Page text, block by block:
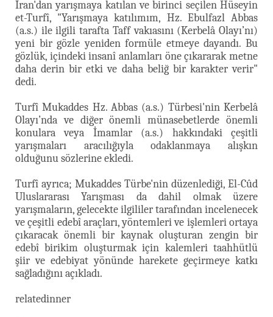
İran'dan yarışmaya katılan ve birinci seçilen Hüseyin
et-Turfî, "Yarışmaya katılımım, Hz. Ebulfazl Abbas
(a.s.) ile ilgili tarafta Taff vakıasını (Kerbelâ Olayı’nı)
yeni bir gözle yeniden formüle etmeye dayandı. Bu
gözlük, içindeki insanî anlamları öne çıkararak metne
daha derin bir etki ve daha beliğ bir karakter verir"
dedi.
Turfî Mukaddes Hz. Abbas (a.s.) Türbesi'nin Kerbelâ
Olayı’nda ve diğer önemli münasebetlerde önemli
konulara veya İmamlar (a.s.) hakkındaki çeşitli
yarışmaları aracılığıyla odaklanmaya alışkın
olduğunu sözlerine ekledi.
Turfî ayrıca; Mukaddes Türbe'nin düzenlediği, El-Cûd
Uluslararası Yarışması da dahil olmak üzere
yarışmaların, gelecekte ilgililer tarafından incelenecek
ve çeşitli edebî araçları, yöntemleri ve işlemleri ortaya
çıkaracak önemli bir kaynak oluşturan zengin bir
edebî birikim oluşturmak için kalemleri taahhütlü
şiir ve edebiyat yönünde harekete geçirmeye katkı
sağladığını açıkladı.
relatedinner